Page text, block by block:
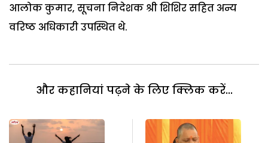
आलोक कुमार, सूचना निदेशक श्री शिशिर सहित अन्य
वरिष्ठ अधिकारी उपस्थित थे.
और कहानियां पढ़ने के लिए क्लिक करें...